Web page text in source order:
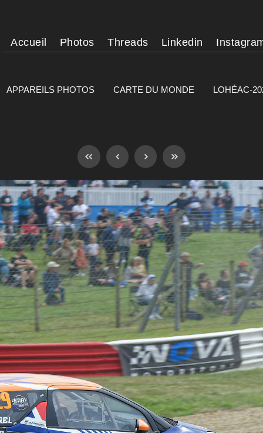
Accueil Photos Threads Linkedin
APPAREILS PHOTOS CARTE DU MONDE LOHÉAC-